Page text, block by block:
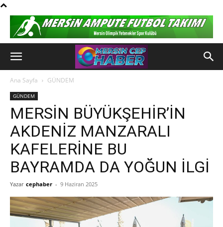
Ana Sayfa GÜNDEM
GÜNDEM
MERSİN BÜYÜKŞEHİR’İN
AKDENİZ MANZARALI
KAFELERİNE BU
BAYRAMDA DA YOĞUN İLGİ
Yazar cephaber - 9 Haziran 2025